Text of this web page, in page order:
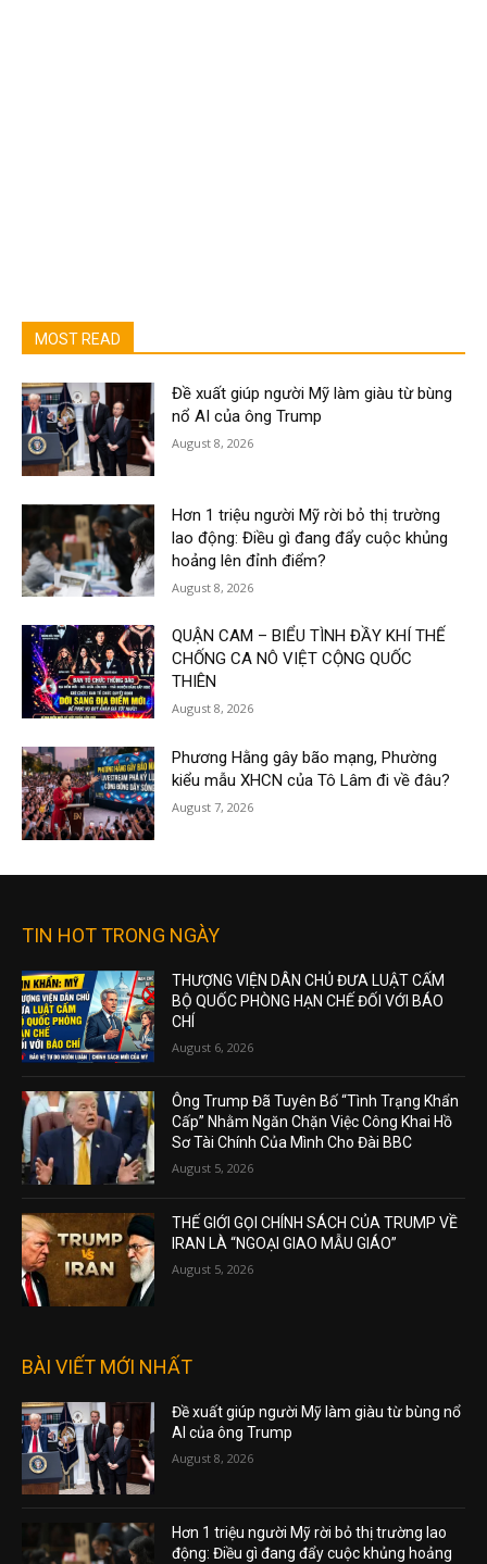
MOST READ
Đề xuất giúp người Mỹ làm giàu từ bùng
nổ AI của ông Trump
August 8, 2026
Hơn 1 triệu người Mỹ rời bỏ thị trường
lao động: Điều gì đang đẩy cuộc khủng
hoảng lên đỉnh điểm?
August 8, 2026
QUẬN CAM – BIỂU TÌNH ĐẦY KHÍ THẾ
CHỐNG CA NÔ VIỆT CỘNG QUỐC
THIÊN
August 8, 2026
Phương Hằng gây bão mạng, Phường
kiểu mẫu XHCN của Tô Lâm đi về đâu?
August 7, 2026
TIN HOT TRONG NGÀY
THƯỢNG VIỆN DÂN CHỦ ĐƯA LUẬT CẤM
BỘ QUỐC PHÒNG HẠN CHẾ ĐỐI VỚI BÁO
CHÍ
August 6, 2026
Ông Trump Đã Tuyên Bố “Tình Trạng Khẩn
Cấp” Nhằm Ngăn Chặn Việc Công Khai Hồ
Sơ Tài Chính Của Mình Cho Đài BBC
August 5, 2026
THẾ GIỚI GỌI CHÍNH SÁCH CỦA TRUMP VỀ
IRAN LÀ “NGOẠI GIAO MẪU GIÁO”
August 5, 2026
BÀI VIẾT MỚI NHẤT
Đề xuất giúp người Mỹ làm giàu từ bùng nổ
AI của ông Trump
August 8, 2026
Hơn 1 triệu người Mỹ rời bỏ thị trường lao
động: Điều gì đang đẩy cuộc khủng hoảng